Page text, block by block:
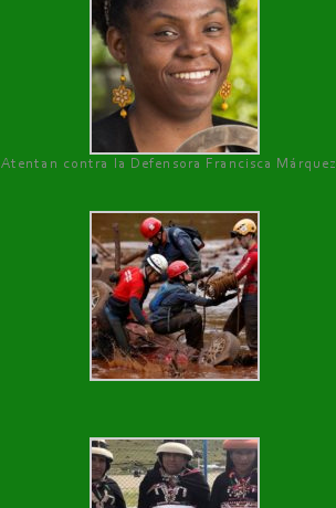
Atentan contra la Defensora Francisca Márquez